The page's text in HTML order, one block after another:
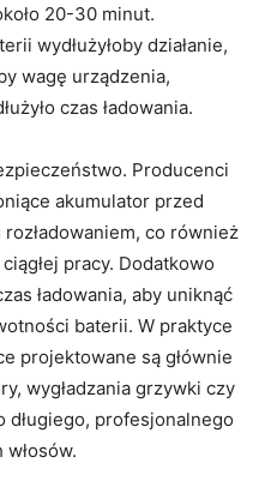
20-30 minut.
wydłużyłoby działanie,
wagę urządzenia,
czas ładowania.
Producenci
akumulator przed
co również
pracy. Dodatkowo
ładowania, aby uniknąć
baterii. W praktyce
projektowane są głównie
wygładzania grzywki czy
długiego, profesjonalnego